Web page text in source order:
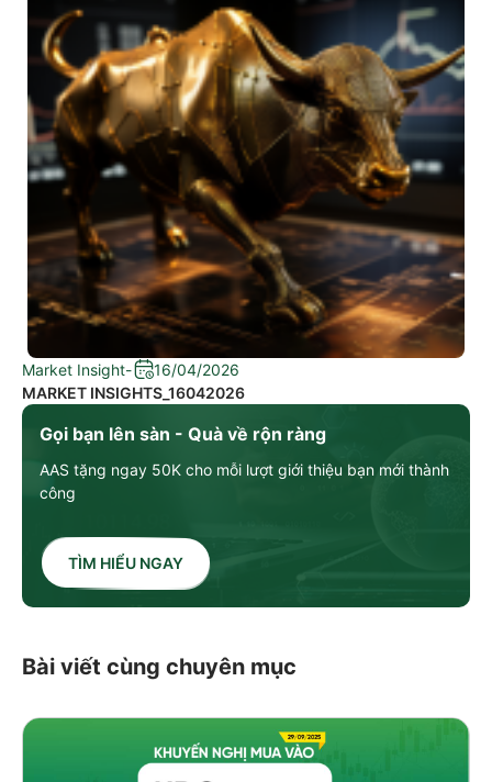
Gọi bạn lên sàn - Quà về rộn ràng
AAS tặng ngay 50K cho mỗi lượt giới thiệu bạn mới thành
công
TÌM HIỂU NGAY
Market Insight-
16/04/2026
MARKET INSIGHTS_16042026
Bài viết cùng chuyên mục